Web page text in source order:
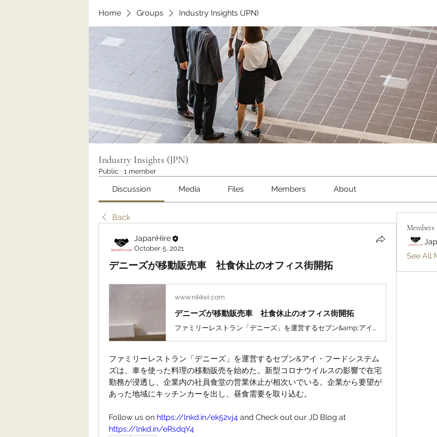
Home Groups Industry Insights (JPN)
Industry Insights (JPN)
Public · 1 member
Discussion Media Files Members About
Back
JapanHire
October 5, 2021
デニーズが移動販売車 社食休止のオフィス街開拓
www.nikkei.com
デニーズが移動販売車 社食休止のオフィス街開拓
ファミリーレストラン「デニーズ」を運営するセブン&amp;アイ・フードシステムズは、車を使った料理の移動販売を始めた。新型コロナウイルスの影響で在宅勤務が浸透し、企業内の社員食堂の営業休止が相次いでいる。企業から要望があった地域にキッチンカーを出し、昼食需要を取り込む。デニーズは宅配・持ち帰りの専門店「デニーズ 幡ケ谷店（東京・渋谷）」にキッチンカーを配置し、オフィス街やイベント会場に出向く。
ファミリーレストラン「デニーズ」を運営するセブン&アイ・フードシステム
ズは、車を使った料理の移動販売を始めた。新型コロナウイルスの影響で在宅
勤務が浸透し、企業内の社員食堂の営業休止が相次いでいる。企業から要望が
あった地域にキッチンカーを出し、昼食需要を取り込む。
Follow us on https://lnkd.in/ek52vj4
https://lnkd.in/eRsdqY4
Members
See All